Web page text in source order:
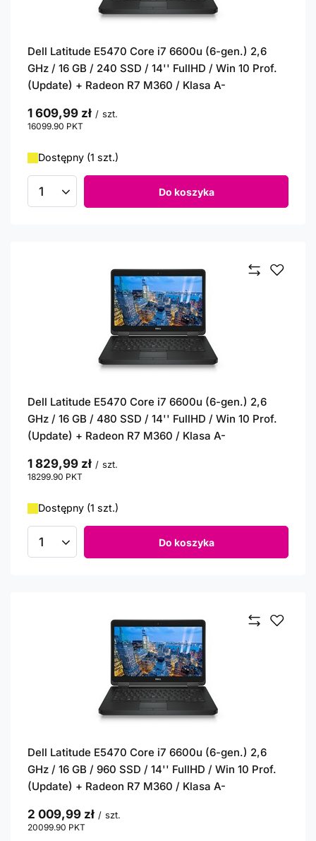
Dell Latitude E5470 Core i7 6600u (6-gen.) 2,6
GHz / 16 GB / 240 SSD / 14'' FullHD / Win 10 Prof.
(Update) + Radeon R7 M360 / Klasa A-
1 609,99 zł / szt.
16099.90 PKT
Dostępny (1 szt.)
Ilość produktów Do koszyka
Dell Latitude E5470 Core i7 6600u (6-gen.) 2,6
GHz / 16 GB / 480 SSD / 14'' FullHD / Win 10 Prof.
(Update) + Radeon R7 M360 / Klasa A-
1 829,99 zł / szt.
18299.90 PKT
Dostępny (1 szt.)
Ilość produktów Do koszyka
Dell Latitude E5470 Core i7 6600u (6-gen.) 2,6
GHz / 16 GB / 960 SSD / 14'' FullHD / Win 10 Prof.
(Update) + Radeon R7 M360 / Klasa A-
2 009,99 zł / szt.
20099.90 PKT